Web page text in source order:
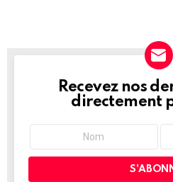
NEWSLETTER
Recevez nos
directement